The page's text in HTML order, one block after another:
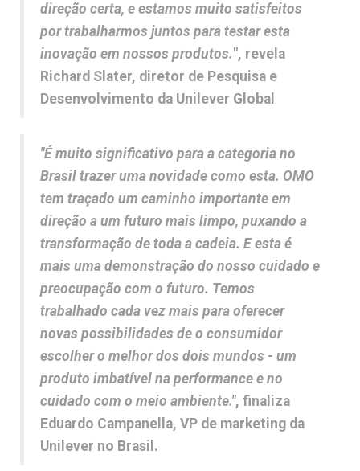
direção certa, e estamos muito satisfeitos
por trabalharmos juntos para testar esta
inovação em nossos produtos.", revela
Richard Slater, diretor de Pesquisa e
Desenvolvimento da Unilever Global
"É muito significativo para a categoria no
Brasil trazer uma novidade como esta. OMO
tem traçado um caminho importante em
direção a um futuro mais limpo, puxando a
transformação de toda a cadeia. E esta é
mais uma demonstração do nosso cuidado e
preocupação com o futuro. Temos
trabalhado cada vez mais para oferecer
novas possibilidades de o consumidor
escolher o melhor dos dois mundos - um
produto imbatível na performance e no
cuidado com o meio ambiente.", finaliza
Eduardo Campanella, VP de marketing da
Unilever no Brasil.